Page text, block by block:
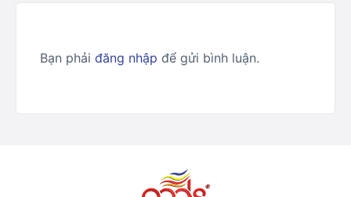
Bạn phải đăng nhập để gửi bình luận.